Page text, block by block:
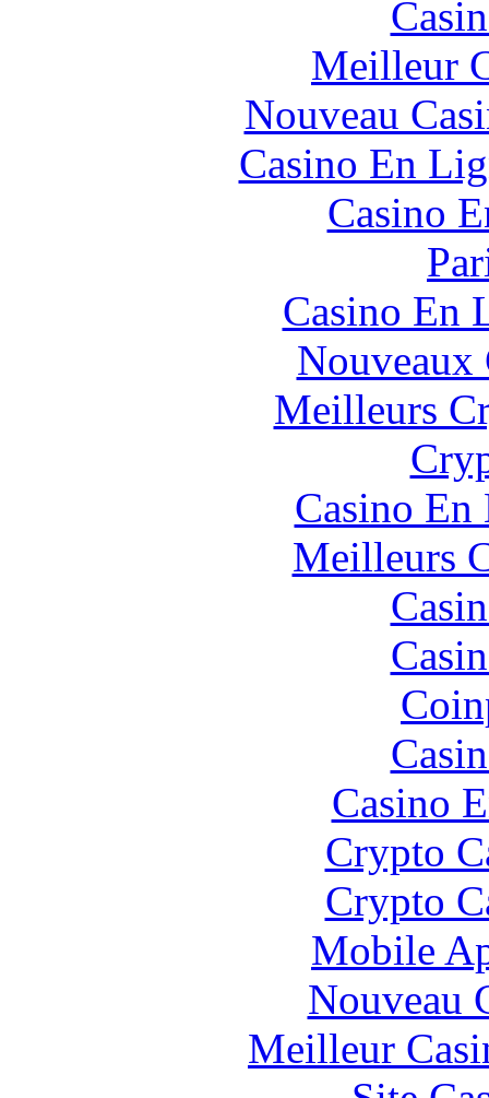
Meilleur
Nouveau
Casino En
Casino
Casino En
Nouveaux
Meilleurs
Casino
Meilleurs
Casino
Crypto
Crypto
Mobile
Nouveau
Meilleur